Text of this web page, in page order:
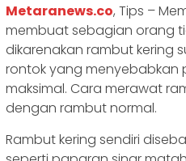
Metaranews.co, Tips –
membuat sebagian orang
dikarenakan rambut kering
rontok yang menyebabkan
maksimal. Cara merawat
dengan rambut normal.
Rambut kering sendiri